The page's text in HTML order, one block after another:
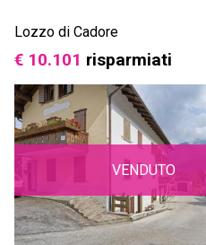
Lozzo di Cadore
€ 10.101 risparmiati
VENDUTO